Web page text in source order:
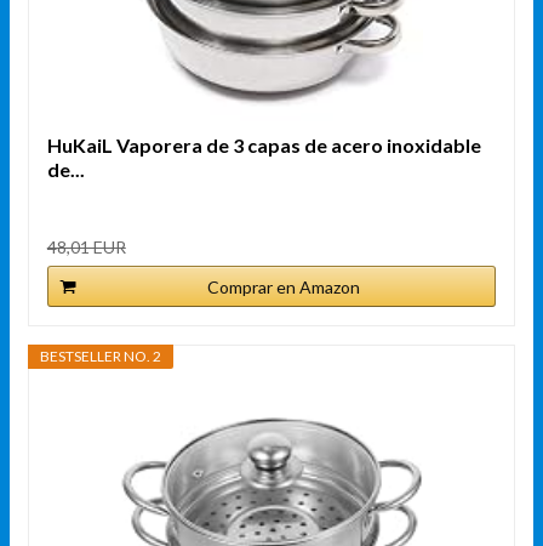
HuKaiL Vaporera de 3 capas de acero inoxidable
de...
48,01 EUR
Comprar en Amazon
BESTSELLER NO. 2